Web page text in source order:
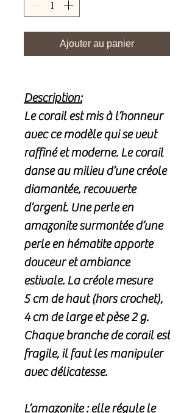
Ajouter au panier
Description:
Le corail est mis à l’honneur
avec ce modèle qui se veut
raffiné et moderne. Le corail
danse au milieu d’une créole
diamantée, recouverte
d’argent. Une perle en
amazonite surmontée d’une
perle en hématite apporte
douceur et ambiance
estivale. La créole mesure
5 cm de haut (hors crochet),
4 cm de large et pèse 2 g.
Chaque branche de corail est
fragile, il faut les manipuler
avec délicatesse.
L’amazonite: elle régule le